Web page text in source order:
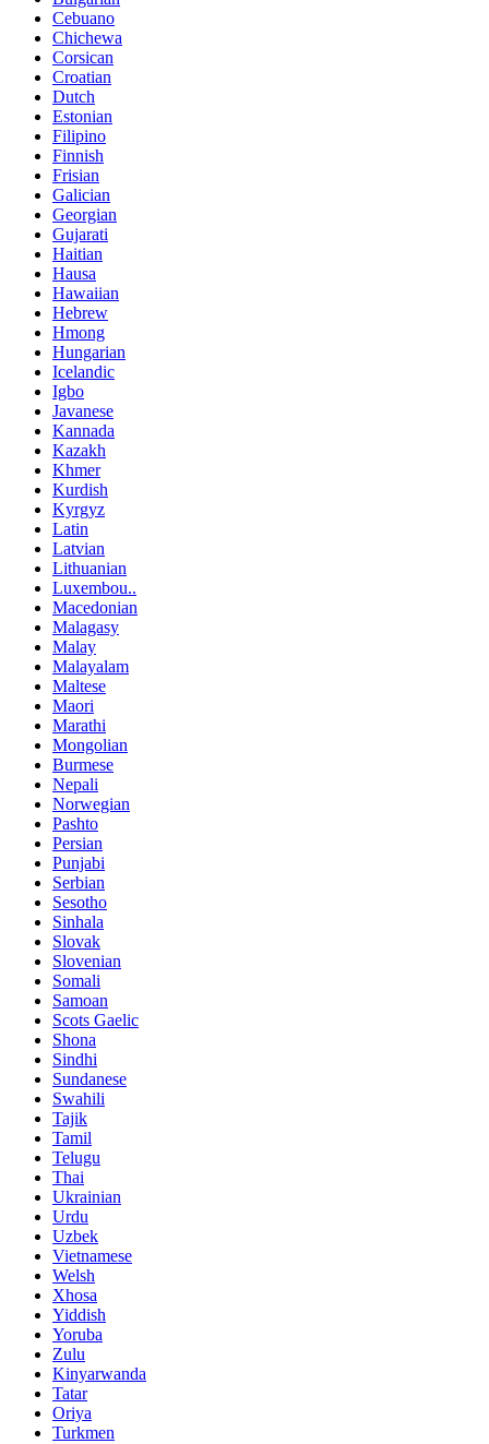
Cebuano
Chichewa
Corsican
Croatian
Dutch
Estonian
Filipino
Finnish
Frisian
Galician
Georgian
Gujarati
Haitian
Hausa
Hawaiian
Hebrew
Hmong
Hungarian
Icelandic
Igbo
Javanese
Kannada
Kazakh
Khmer
Kurdish
Kyrgyz
Latin
Latvian
Lithuanian
Luxembou..
Macedonian
Malagasy
Malay
Malayalam
Maltese
Maori
Marathi
Mongolian
Burmese
Nepali
Norwegian
Pashto
Persian
Punjabi
Serbian
Sesotho
Sinhala
Slovak
Slovenian
Somali
Samoan
Scots Gaelic
Shona
Sindhi
Sundanese
Swahili
Tajik
Tamil
Telugu
Thai
Ukrainian
Urdu
Uzbek
Vietnamese
Welsh
Xhosa
Yiddish
Yoruba
Zulu
Kinyarwanda
Tatar
Oriya
Turkmen